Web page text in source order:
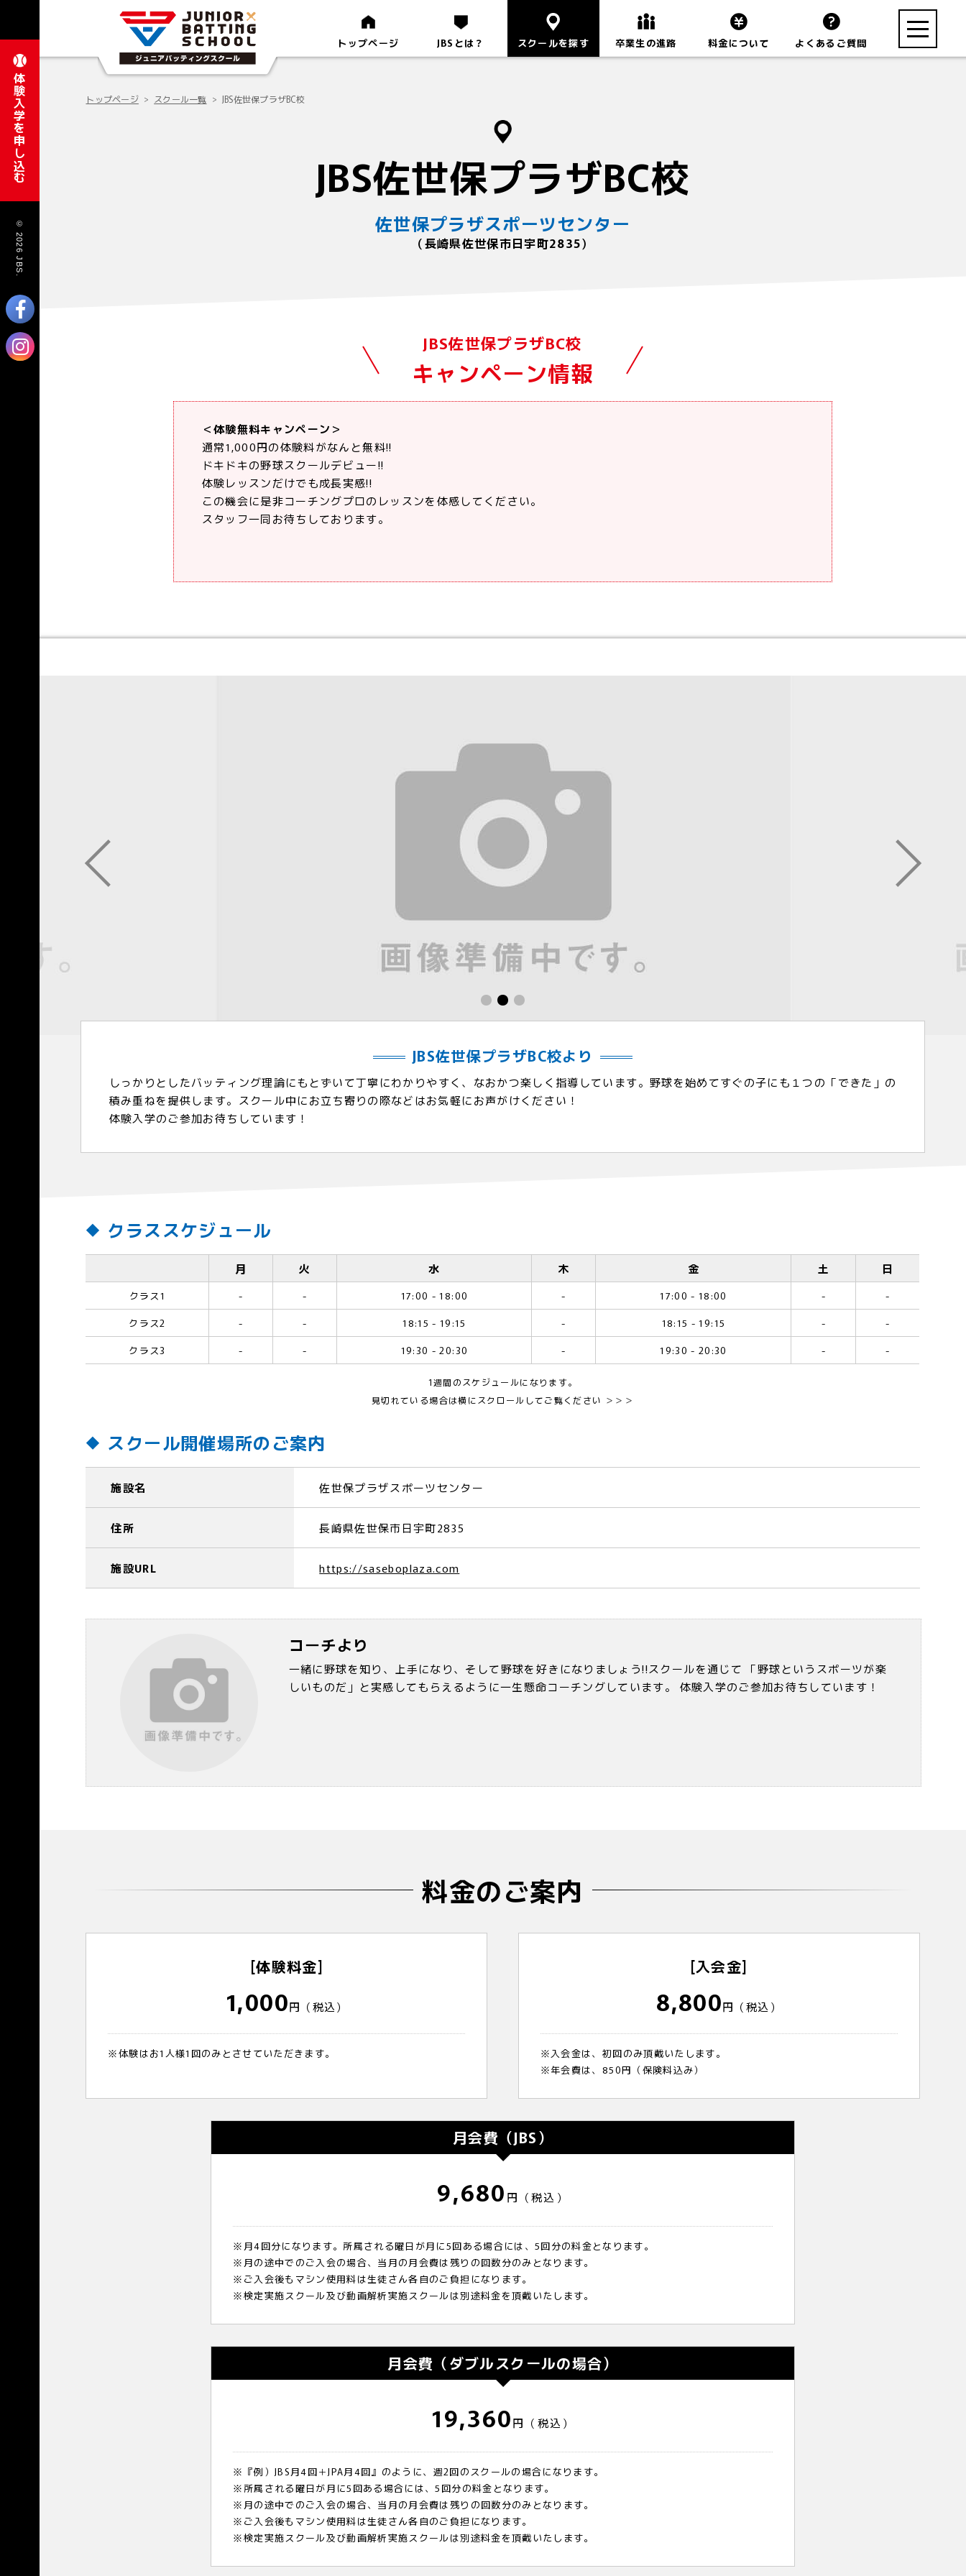
体験入学を申し込む
© 2026 JBS.
トップページ JBSとは？ スクールを探す 卒業生の進路 料金について よくあるご質問
toggle
トップページ スクール一覧 JBS佐世保プラザBC校
JBS佐世保プラザBC校
佐世保プラザスポーツセンター
（長崎県佐世保市日宇町2835）
JBS佐世保プラザBC校
キャンペーン情報
＜体験無料キャンペーン＞
通常1,000円の体験料がなんと無料!!
ドキドキの野球スクールデビュー!!
体験レッスンだけでも成長実感!!
この機会に是非コーチングプロのレッスンを体感してください。
スタッフ一同お待ちしております。
JBS佐世保プラザBC校より
しっかりとしたバッティング理論にもとずいて丁寧にわかりやすく、なおかつ楽しく指導しています。野球を始めてすぐの子にも１つの「できた」の
積み重ねを提供します。スクール中にお立ち寄りの際などはお気軽にお声がけください！
体験入学のご参加お待ちしています！
クラススケジュール
月 火 水 木 金 土 日
クラス1 - - 17:00 - 18:00 - 17:00 - 18:00 -
-
クラス2
- - 18:15 - 19:15 - 18:15 - 19:15 -
-
クラス3
- - 19:30 - 20:30 - 19:30 - 20:30 - -
1週間のスケジュールになります。
見切れている場合は横にスクロールしてご覧ください ＞＞＞
スクール開催場所のご案内
施設名 佐世保プラザスポーツセンター
住所 長崎県佐世保市日宇町2835
施設URL https://saseboplaza.com
コーチより
一緒に野球を知り、上手になり、そして野球を好きになりましょう!!スクールを通じて 「野球というスポーツが楽
しいものだ」と実感してもらえるように一生懸命コーチングしています。 体験入学のご参加お待ちしています！
料金のご案内
[体験料金]
1,000円（税込）
※体験はお1人様1回のみとさせていただきます。
[入会金]
8,800円（税込）
※入会金は、初回のみ頂戴いたします。
※年会費は、850円（保険料込み）
月会費（JBS）
9,680 円（税込）
※月4回分になります。所属される曜日が月に5回ある場合には、5回分の料金となります。
※月の途中でのご入会の場合、当月の月会費は残りの回数分のみとなります。
※ご入会後もマシン使用料は生徒さん各自のご負担になります。
※検定実施スクール及び動画解析実施スクールは別途料金を頂戴いたします。
月会費（ダブルスクールの場合）
19,360円（税込）
※『例）JBS月4回＋JPA月4回』のように、週2回のスクールの場合になります。
※所属される曜日が月に5回ある場合には、5回分の料金となります。
※月の途中でのご入会の場合、当月の月会費は残りの回数分のみとなります。
※ご入会後もマシン使用料は生徒さん各自のご負担になります。
※検定実施スクール及び動画解析実施スクールは別途料金を頂戴いたします。